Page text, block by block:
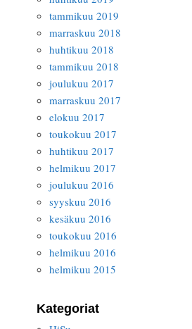
tammikuu 2019
marraskuu 2018
huhtikuu 2018
tammikuu 2018
joulukuu 2017
marraskuu 2017
elokuu 2017
toukokuu 2017
huhtikuu 2017
helmikuu 2017
joulukuu 2016
syyskuu 2016
kesäkuu 2016
toukokuu 2016
helmikuu 2016
helmikuu 2015
Kategoriat